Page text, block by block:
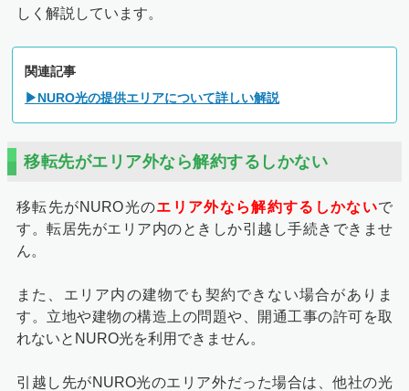
しく解説しています。
関連記事
▶NURO光の提供エリアについて詳しい解説
移転先がエリア外なら解約するしかない
移転先がNURO光のエリア外なら解約するしかないで
す。転居先がエリア内のときしか引越し手続きできませ
ん。
また、エリア内の建物でも契約できない場合がありま
す。立地や建物の構造上の問題や、開通工事の許可を取
れないとNURO光を利用できません。
引越し先がNURO光のエリア外だった場合は、他社の光